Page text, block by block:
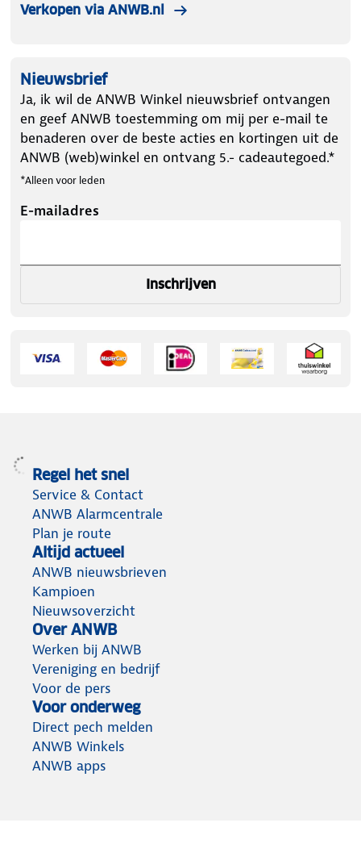
Verkopen via ANWB.nl
Nieuwsbrief
Ja, ik wil de ANWB Winkel nieuwsbrief ontvangen
en geef ANWB toestemming om mij per e-mail te
benaderen over de beste acties en kortingen uit de
ANWB (web)winkel en ontvang 5.- cadeautegoed.*
*Alleen voor leden
E-mailadres
Inschrijven
Regel het snel
Service & Contact
ANWB Alarmcentrale
Plan je route
Altijd actueel
ANWB nieuwsbrieven
Kampioen
Nieuwsoverzicht
Over ANWB
Werken bij ANWB
Vereniging en bedrijf
Voor de pers
Voor onderweg
Direct pech melden
ANWB Winkels
ANWB apps